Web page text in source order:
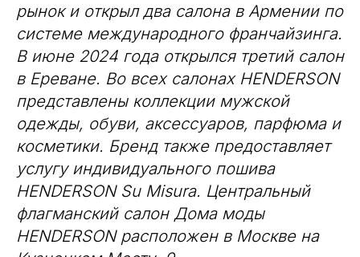
рынок и открыл два салона в Армении по
системе международного франчайзинга.
В июне 2024 года открылся третий салон
в Ереване. Во всех салонах HENDERSON
представлены коллекции мужской
одежды, обуви, аксессуаров, парфюма и
косметики. Бренд также предоставляет
услугу индивидуального пошива
HENDERSON Su Misura. Центральный
флагманский салон Дома моды
HENDERSON расположен в Москве на